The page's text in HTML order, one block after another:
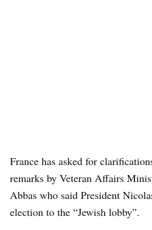
France has asked for
remarks by Veteran Affairs
Abbas who said President
election to the “Jewish lobby”.